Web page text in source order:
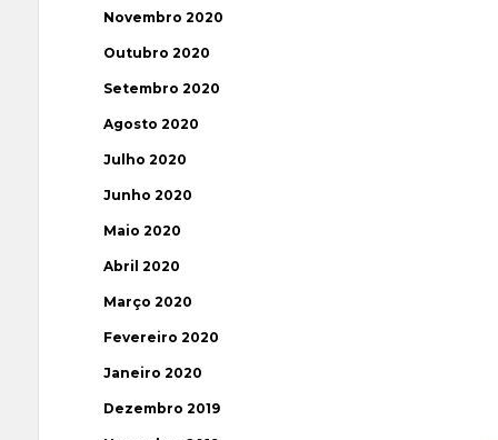
Novembro 2020
Outubro 2020
Setembro 2020
Agosto 2020
Julho 2020
Junho 2020
Maio 2020
Abril 2020
Março 2020
Fevereiro 2020
Janeiro 2020
Dezembro 2019